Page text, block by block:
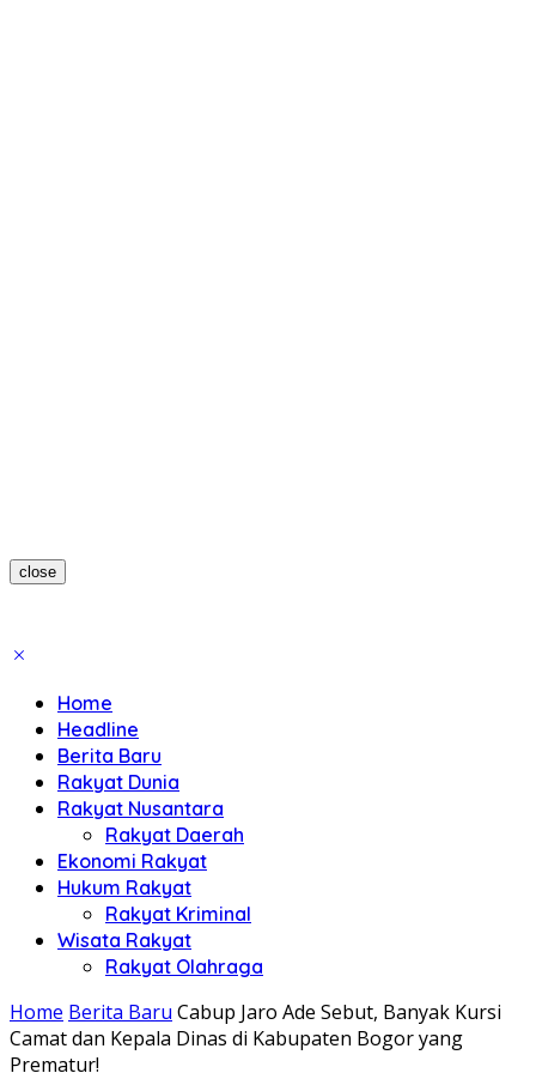
close
Home
Headline
Berita Baru
Rakyat Dunia
Rakyat Nusantara
Rakyat Daerah
Ekonomi Rakyat
Hukum Rakyat
Rakyat Kriminal
Wisata Rakyat
Rakyat Olahraga
Home Berita Baru Cabup Jaro Ade Sebut, Banyak Kursi
Camat dan Kepala Dinas di Kabupaten Bogor yang
Prematur!